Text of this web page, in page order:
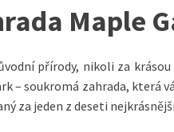
Maple
přírody, nikoli za
– soukromá zahrada, která
za jeden z deseti